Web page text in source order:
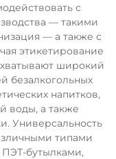
с
— такими
— а также с
этикетирование
широкий
безалкогольных
напитков,
воды, а также
Универсальность
типами
бутылками,